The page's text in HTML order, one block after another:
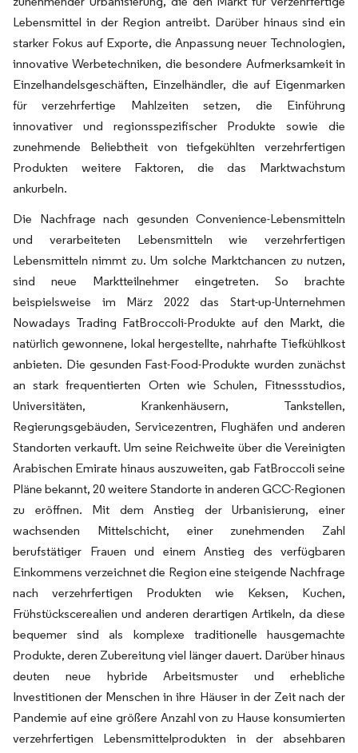
Lebensmittel in der Region antreibt. Darüber hinaus sind ein
starker Fokus auf Exporte, die Anpassung neuer Technologien,
innovative Werbetechniken, die besondere Aufmerksamkeit in
Einzelhandelsgeschäften, Einzelhändler, die auf Eigenmarken
für verzehrfertige Mahlzeiten setzen, die Einführung
innovativer und regionsspezifischer Produkte sowie die
zunehmende Beliebtheit von tiefgekühlten verzehrfertigen
Produkten weitere Faktoren, die das Marktwachstum
ankurbeln.
Die Nachfrage nach gesunden Convenience-Lebensmitteln
und verarbeiteten Lebensmitteln wie verzehrfertigen
Lebensmitteln nimmt zu. Um solche Marktchancen zu nutzen,
sind neue Marktteilnehmer eingetreten. So brachte
beispielsweise im März 2022 das Start-up-Unternehmen
Nowadays Trading FatBroccoli-Produkte auf den Markt, die
natürlich gewonnene, lokal hergestellte, nahrhafte Tiefkühlkost
anbieten. Die gesunden Fast-Food-Produkte wurden zunächst
an stark frequentierten Orten wie Schulen, Fitnessstudios,
Universitäten, Krankenhäusern, Tankstellen,
Regierungsgebäuden, Servicezentren, Flughäfen und anderen
Standorten verkauft. Um seine Reichweite über die Vereinigten
Arabischen Emirate hinaus auszuweiten, gab FatBroccoli seine
Pläne bekannt, 20 weitere Standorte in anderen GCC-Regionen
zu eröffnen. Mit dem Anstieg der Urbanisierung, einer
wachsenden Mittelschicht, einer zunehmenden Zahl
berufstätiger Frauen und einem Anstieg des verfügbaren
Einkommens verzeichnet die Region eine steigende Nachfrage
nach verzehrfertigen Produkten wie Keksen, Kuchen,
Frühstückscerealien und anderen derartigen Artikeln, da diese
bequemer sind als komplexe traditionelle hausgemachte
Produkte, deren Zubereitung viel länger dauert. Darüber hinaus
deuten neue hybride Arbeitsmuster und erhebliche
Investitionen der Menschen in ihre Häuser in der Zeit nach der
Pandemie auf eine größere Anzahl von zu Hause konsumierten
verzehrfertigen Lebensmittelprodukten in der absehbaren